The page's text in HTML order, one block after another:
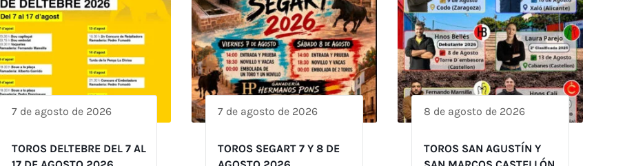
7 de agosto de 2026
TOROS DELTEBRE DEL 7 AL
7 de agosto de 2026
TOROS SEGART 7 Y 8 DE
8 de agosto de 2026
TOROS SAN AGUSTÍN Y